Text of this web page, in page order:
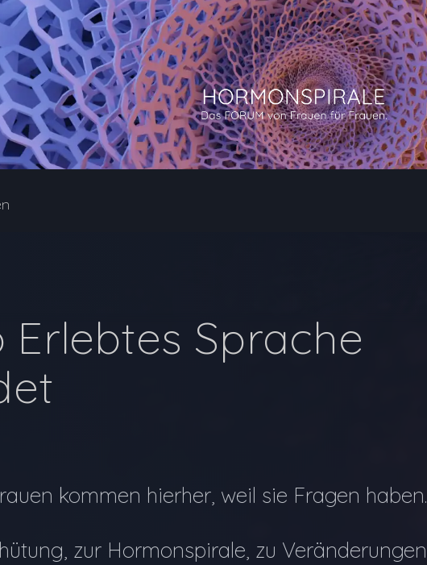
Erlebtes Sprache
kommen hierher, weil sie Fragen haben.
zur Hormonspirale, zu Veränderungen